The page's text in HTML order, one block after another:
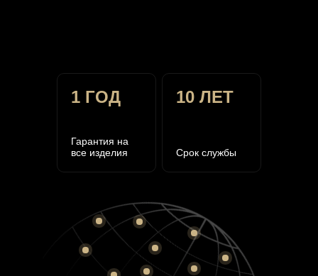
1 ГОД
Гарантия на
все изделия
10 ЛЕТ
Срок службы